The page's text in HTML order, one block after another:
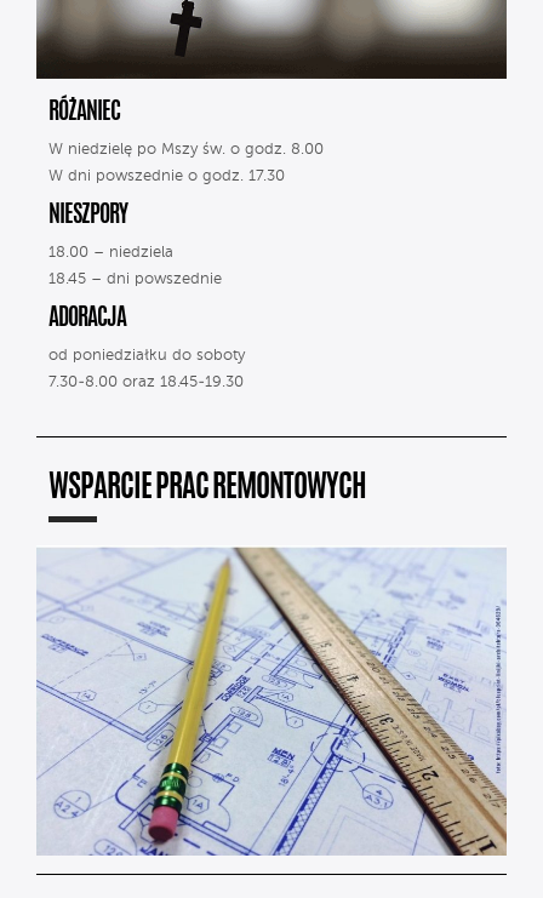
RÓŻANIEC
W niedzielę po Mszy św. o godz. 8.00
W dni powszednie o godz. 17.30
NIESZPORY
18.00 – niedziela
18.45 – dni powszednie
ADORACJA
od poniedziałku do soboty
7.30-8.00 oraz 18.45-19.30
WSPARCIE PRAC REMONTOWYCH